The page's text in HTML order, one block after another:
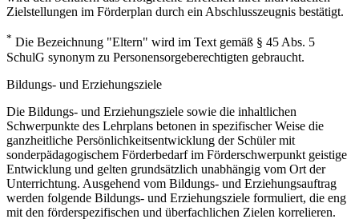
Zielstellungen im Förderplan durch ein Abschlusszeugnis bestätigt.
* Die Bezeichnung "Eltern" wird im Text gemäß § 45 Abs. 5
SchulG synonym zu Personensorgeberechtigten gebraucht.
Bildungs- und Erziehungsziele
Die Bildungs- und Erziehungsziele sowie die inhaltlichen
Schwerpunkte des Lehrplans betonen in spezifischer Weise die
ganzheitliche Persönlichkeitsentwicklung der Schüler mit
sonderpädagogischem Förderbedarf im Förderschwerpunkt geistige
Entwicklung und gelten grundsätzlich unabhängig vom Ort der
Unterrichtung. Ausgehend vom Bildungs- und Erziehungsauftrag
werden folgende Bildungs- und Erziehungsziele formuliert, die eng
mit den förderspezifischen und überfachlichen Zielen korrelieren.